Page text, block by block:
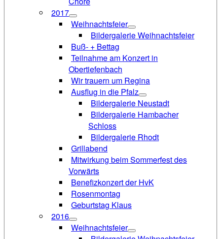
2017
Weihnachtsfeier
Bildergalerie Weihnachtsfeier
Buß- + Bettag
Teilnahme am Konzert in
Obertiefenbach
Wir trauern um Regina
Ausflug in die Pfalz
Bildergalerie Neustadt
Bildergalerie Hambacher
Schloss
Bildergalerie Rhodt
Grillabend
Mitwirkung beim Sommerfest des
Vorwärts
Benefizkonzert der HvK
Rosenmontag
Geburtstag Klaus
2016
Weihnachtsfeier